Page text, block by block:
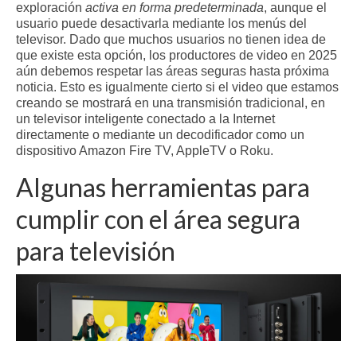
exploración activa en forma predeterminada, aunque el
usuario puede desactivarla mediante los menús del
televisor. Dado que muchos usuarios no tienen idea de
que existe esta opción, los productores de video en 2025
aún debemos respetar las áreas seguras hasta próxima
noticia. Esto es igualmente cierto si el video que estamos
creando se mostrará en una transmisión tradicional, en
un televisor inteligente conectado a la Internet
directamente o mediante un decodificador como un
dispositivo Amazon Fire TV, AppleTV o Roku.
Algunas herramientas para
cumplir con el área segura
para televisión